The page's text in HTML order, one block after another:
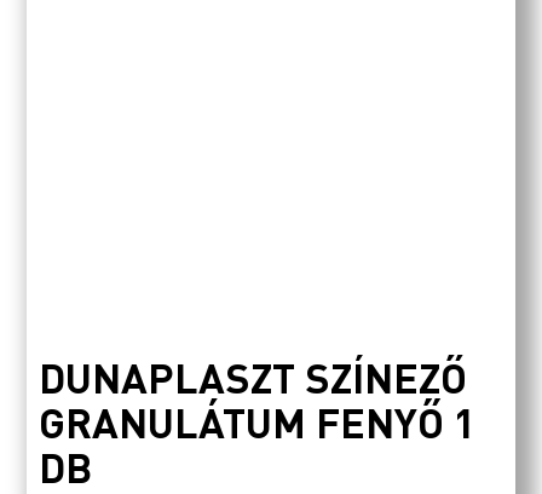
DUNAPLASZT SZÍNEZŐ
GRANULÁTUM FENYŐ 1
DB